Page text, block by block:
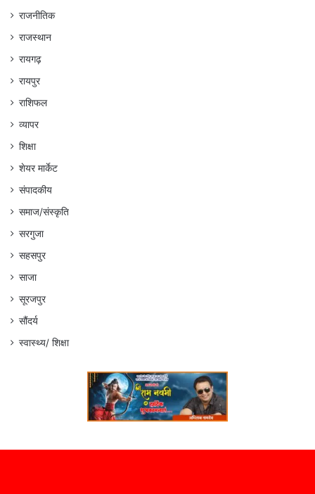
राजनीतिक
राजस्थान
रायगढ़
रायपुर
राशिफल
व्यापर
शिक्षा
शेयर मार्केट
संपादकीय
समाज/संस्कृति
सरगुजा
सहसपुर
साजा
सूरजपुर
सौंदर्य
स्वास्थ्य/ शिक्षा